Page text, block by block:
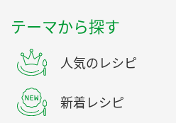
テーマから探す
人気のレシピ
新着レシピ